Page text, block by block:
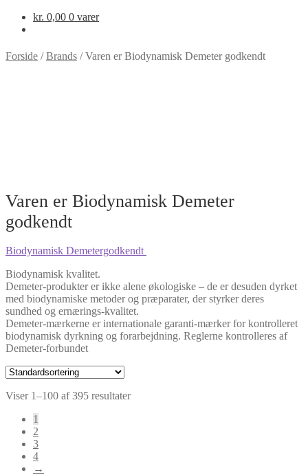
kr. 0,00 0 varer
Forside /Brands /Varen er Biodynamisk Demeter godkendt
Varen er Biodynamisk Demeter
godkendt
Biodynamisk Demetergodkendt
Biodynamisk kvalitet.
Demeter-produkter er ikke alene økologiske – de er desuden dyrket
med biodynamiske metoder og præparater, der styrker deres
sundhed og ernærings-kvalitet.
Demeter-mærkerne er internationale garanti-mærker for kontrolleret
biodynamisk dyrkning og forarbejdning. Reglerne kontrolleres af
Demeter-forbundet
Viser 1–100 af 395 resultater
1
2
3
4
→